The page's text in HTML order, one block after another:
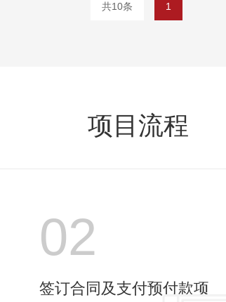
共10条 1
项目流程
02
签订合同及支付预付款项